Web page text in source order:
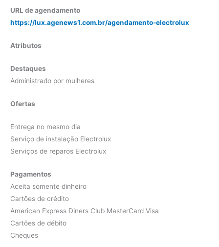
URL de agendamento
https://lux.agenews1.com.br/agendamento-electrolux
Atributos
Destaques
Administrado por mulheres
Ofertas
Entrega no mesmo dia
Serviço de instalação Electrolux
Serviços de reparos Electrolux
Pagamentos
Aceita somente dinheiro
Cartões de crédito
American Express Diners Club MasterCard Visa
Cartões de débito
Cheques